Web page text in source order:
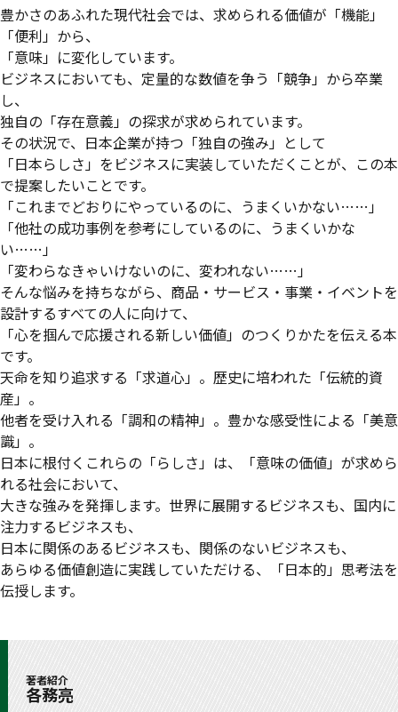
豊かさのあふれた現代社会では、求められる価値が「機能」
「便利」から、
「意味」に変化しています。
ビジネスにおいても、定量的な数値を争う「競争」から卒業
し、
独自の「存在意義」の探求が求められています。
その状況で、日本企業が持つ「独自の強み」として
「日本らしさ」をビジネスに実装していただくことが、この本
で提案したいことです。
「これまでどおりにやっているのに、うまくいかない……」
「他社の成功事例を参考にしているのに、うまくいかな
い……」
「変わらなきゃいけないのに、変われない……」
そんな悩みを持ちながら、商品・サービス・事業・イベントを
設計するすべての人に向けて、
「心を掴んで応援される新しい価値」のつくりかたを伝える本
です。
天命を知り追求する「求道心」。歴史に培われた「伝統的資
産」。
他者を受け入れる「調和の精神」。豊かな感受性による「美意
識」。
日本に根付くこれらの「らしさ」は、「意味の価値」が求めら
れる社会において、
大きな強みを発揮します。世界に展開するビジネスも、国内に
注力するビジネスも、
日本に関係のあるビジネスも、関係のないビジネスも、
あらゆる価値創造に実践していただける、「日本的」思考法を
伝授します。
著者紹介
各務亮